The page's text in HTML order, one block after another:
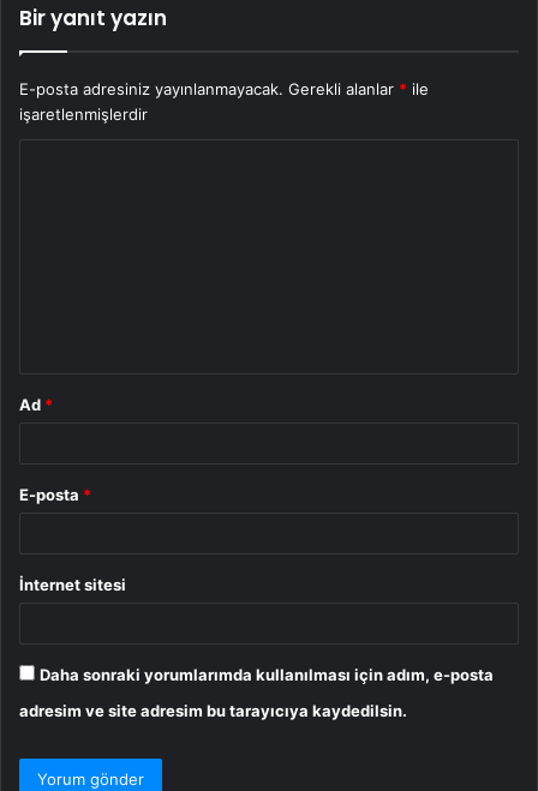
Bir yanıt yazın
E-posta adresiniz yayınlanmayacak. Gerekli alanlar * ile
işaretlenmişlerdir
Ad *
E-posta *
İnternet sitesi
Daha sonraki yorumlarımda kullanılması için adım, e-posta
adresim ve site adresim bu tarayıcıya kaydedilsin.